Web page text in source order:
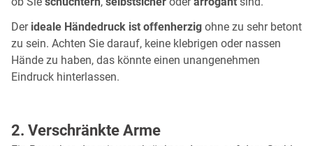
Der ideale Händedruck ist offenherzig ohne zu sehr betont
zu sein. Achten Sie darauf, keine klebrigen oder nassen
Hände zu haben, das könnte einen unangenehmen
Eindruck hinterlassen.
2. Verschränkte Arme